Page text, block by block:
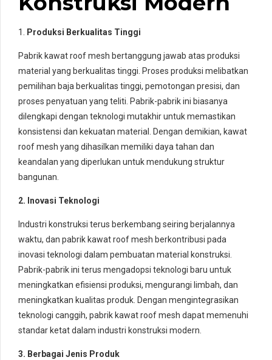
1. Produksi Berkualitas Tinggi
Pabrik kawat roof mesh bertanggung jawab atas produksi
material yang berkualitas tinggi. Proses produksi melibatkan
pemilihan baja berkualitas tinggi, pemotongan presisi, dan
proses penyatuan yang teliti. Pabrik-pabrik ini biasanya
dilengkapi dengan teknologi mutakhir untuk memastikan
konsistensi dan kekuatan material. Dengan demikian, kawat
roof mesh yang dihasilkan memiliki daya tahan dan
keandalan yang diperlukan untuk mendukung struktur
bangunan.
2. Inovasi Teknologi
Industri konstruksi terus berkembang seiring berjalannya
waktu, dan pabrik kawat roof mesh berkontribusi pada
inovasi teknologi dalam pembuatan material konstruksi.
Pabrik-pabrik ini terus mengadopsi teknologi baru untuk
meningkatkan efisiensi produksi, mengurangi limbah, dan
meningkatkan kualitas produk. Dengan mengintegrasikan
teknologi canggih, pabrik kawat roof mesh dapat memenuhi
standar ketat dalam industri konstruksi modern.
3. Berbagai Jenis Produk